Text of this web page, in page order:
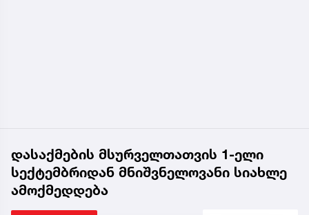
დასაქმების მსურველთათვის 1-ელი
სექტემბრიდან მნიშვნელოვანი სიახლე
ამოქმედდება